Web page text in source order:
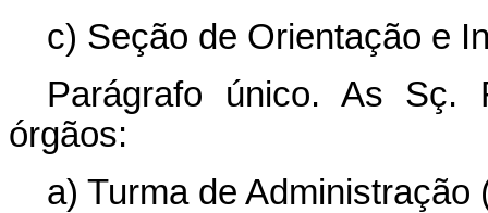
c) Seção de Orientação e
Parágrafo único. As Sç.
órgãos:
a) Turma de Administração